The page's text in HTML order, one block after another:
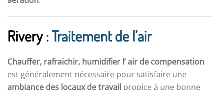
Rivery: Traitement de l’air
Chauffer, rafraichir, humidifier l’ air de compensation
est généralement nécessaire pour satisfaire une
ambiance des locaux de travail propice à une bonne